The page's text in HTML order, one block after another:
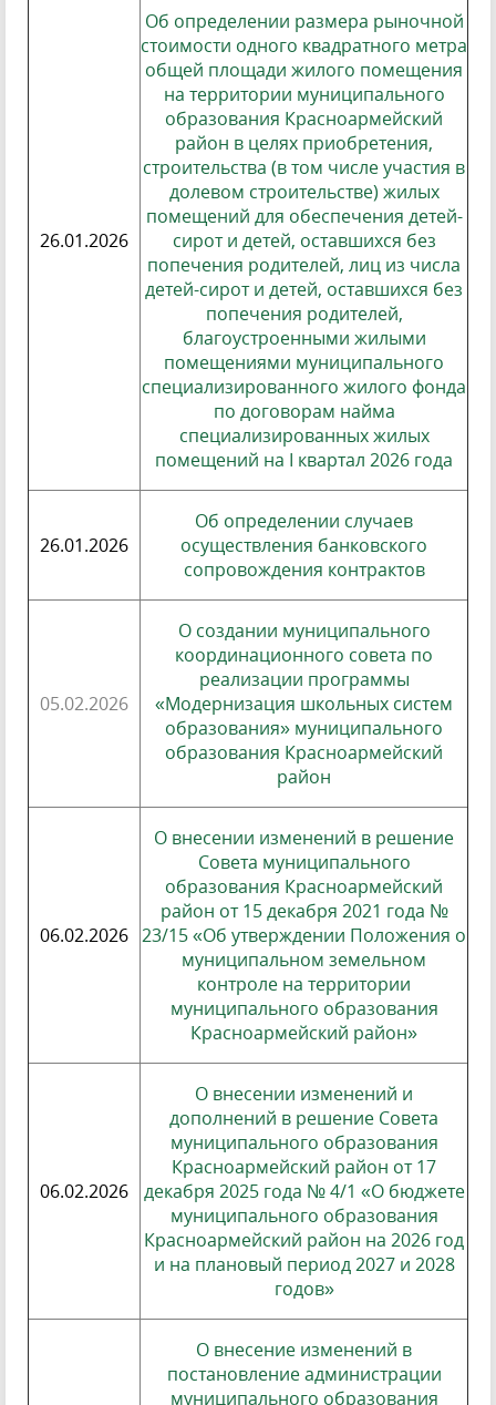
26.01.2026
Об определении размера рыночной
стоимости одного квадратного метра
общей площади жилого помещения
на территории муниципального
образования Красноармейский
район в целях приобретения,
строительства (в том числе участия в
долевом строительстве) жилых
помещений для обеспечения детей-
сирот и детей, оставшихся без
попечения родителей, лиц из числа
детей-сирот и детей, оставшихся без
попечения родителей,
благоустроенными жилыми
помещениями муниципального
специализированного жилого фонда
по договорам найма
специализированных жилых
помещений на I квартал 2026 года
26.01.2026
Об определении случаев
осуществления банковского
сопровождения контрактов
05.02.2026
О создании муниципального
координационного совета по
реализации программы
«Модернизация школьных систем
образования» муниципального
образования Красноармейский
район
06.02.2026
О внесении изменений в решение
Совета муниципального
образования Красноармейский
район от 15 декабря 2021 года №
23/15 «Об утверждении Положения о
муниципальном земельном
контроле на территории
муниципального образования
Красноармейский район»
06.02.2026
О внесении изменений и
дополнений в решение Совета
муниципального образования
Красноармейский район от 17
декабря 2025 года № 4/1 «О бюджете
муниципального образования
Красноармейский район на 2026 год
и на плановый период 2027 и 2028
годов»
О внесение изменений в
постановление администрации
муниципального образования